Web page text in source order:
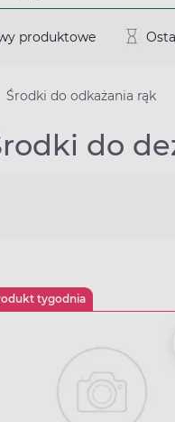
produktowe
Środki do odkażania rąk
do
tygodnia